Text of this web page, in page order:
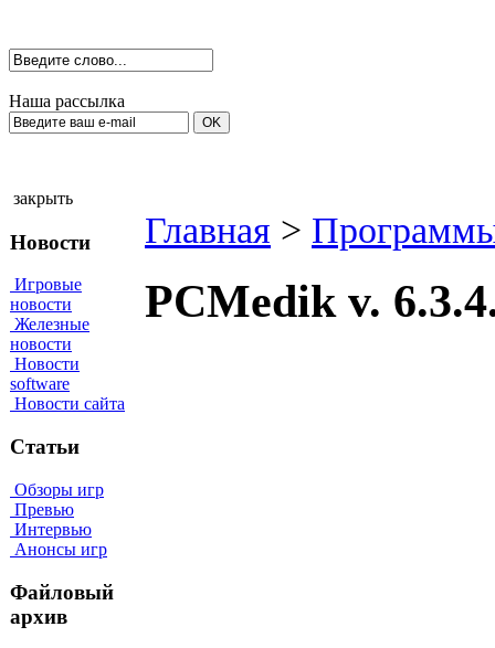
Наша рассылка
закрыть
Новости
Игровые
новости
Железные
новости
Новости
software
Новости сайта
Статьи
Обзоры игр
Превью
Интервью
Анонсы игр
Файловый
архив
Главная >
PCMedik v.